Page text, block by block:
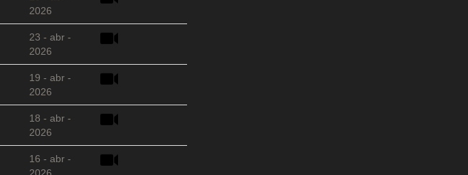
2026
23 - abr -
2026
19 - abr -
2026
18 - abr -
2026
16 - abr -
2026